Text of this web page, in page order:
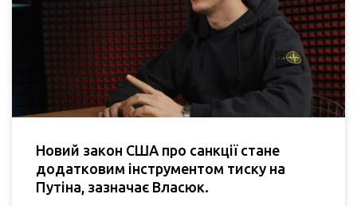
Новий закон США про санкції стане
додатковим інструментом тиску на
Путіна, зазначає Власюк.